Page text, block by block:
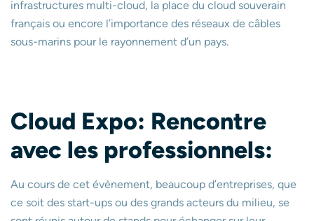
infrastructures multi-cloud, la place du cloud souverain
français ou encore l’importance des réseaux de câbles
sous-marins pour le rayonnement d’un pays.
Cloud Expo: Rencontre
avec les professionnels:
Au cours de cet évènement, beaucoup d’entreprises, que
ce soit des start-ups ou des grands acteurs du milieu, se